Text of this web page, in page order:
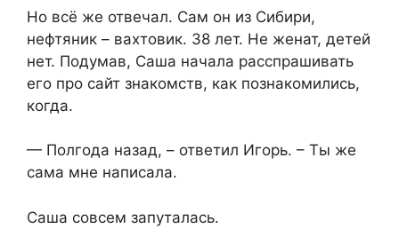
Но всё же отвечал. Сам он из Сибири,
нефтяник – вахтовик. 38 лет. Не женат, детей
нет. Подумав, Саша начала расспрашивать
его про сайт знакомств, как познакомились,
когда.
— Полгода назад, – ответил Игорь. – Ты же
сама мне написала.
Саша совсем запуталась.